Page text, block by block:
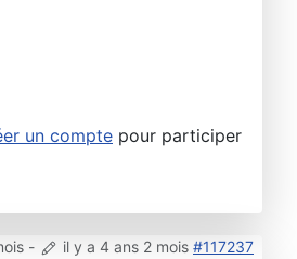
un compte pour participer
- il y a 4 ans 2 mois #117237